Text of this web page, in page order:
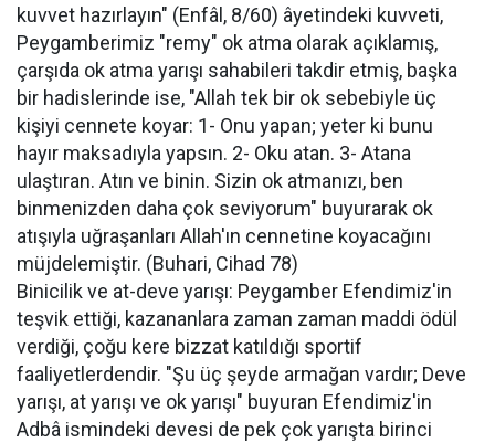
kuvvet hazırlayın" (Enfâl, 8/60) âyetindeki kuvveti,
Peygamberimiz "remy" ok atma olarak açıklamış,
çarşıda ok atma yarışı sahabileri takdir etmiş, başka
bir hadislerinde ise, "Allah tek bir ok sebebiyle üç
kişiyi cennete koyar: 1- Onu yapan; yeter ki bunu
hayır maksadıyla yapsın. 2- Oku atan. 3- Atana
ulaştıran. Atın ve binin. Sizin ok atmanızı, ben
binmenizden daha çok seviyorum" buyurarak ok
atışıyla uğraşanları Allah'ın cennetine koyacağını
müjdelemiştir. (Buhari, Cihad 78)
Binicilik ve at-deve yarışı: Peygamber Efendimiz'in
teşvik ettiği, kazananlara zaman zaman maddi ödül
verdiği, çoğu kere bizzat katıldığı sportif
faaliyetlerdendir. "Şu üç şeyde armağan vardır; Deve
yarışı, at yarışı ve ok yarışı" buyuran Efendimiz'in
Adbâ ismindeki devesi de pek çok yarışta birinci